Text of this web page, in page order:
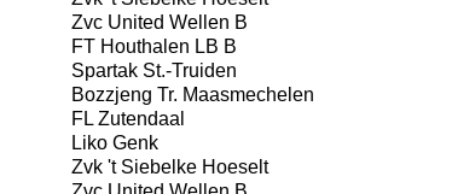
Zvc United Wellen B
FT Houthalen LB B
Spartak St.-Truiden
Bozzjeng Tr. Maasmechelen
FL Zutendaal
Liko Genk
Zvk 't Siebelke Hoeselt